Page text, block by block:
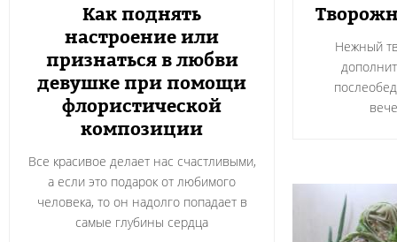
Как поднять
настроение или
признаться в любви
девушке при помощи
флористической
композиции
Все красивое делает нас счастливыми,
а если это подарок от любимого
человека, то он надолго попадает в
самые глубины сердца
Нежный